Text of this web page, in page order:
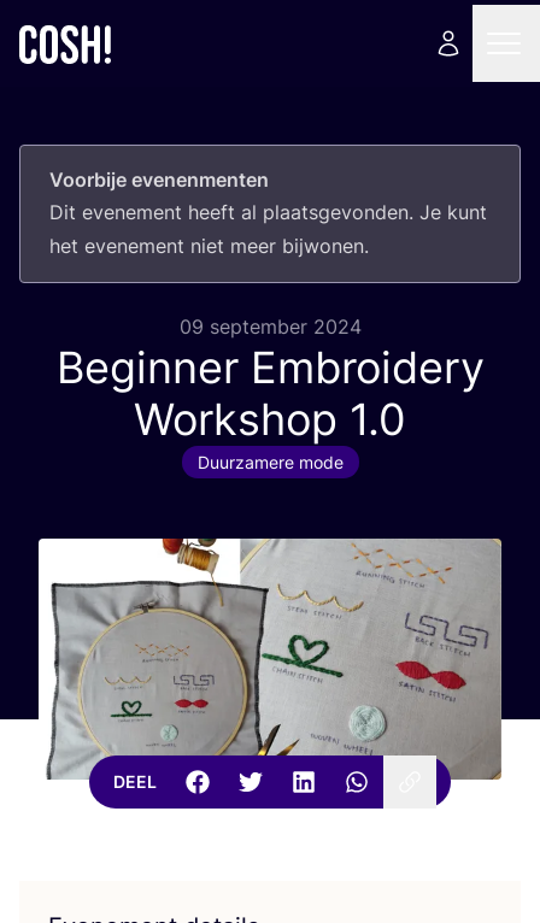
Voorbije evenenmenten
Dit eve­ne­ment heeft al plaats­ge­von­den. Je kunt
het eve­ne­ment niet meer bijwonen.
09 september 2024
Beginner Embroidery
Workshop 1.0
Duurzamere mode
DEEL